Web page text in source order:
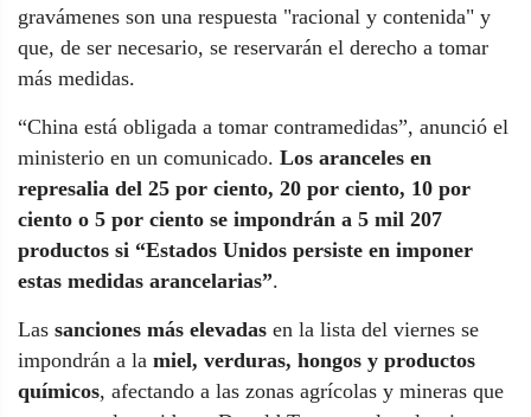
gravámenes son una respuesta "racional y contenida" y
que, de ser necesario, se reservarán el derecho a tomar
más medidas.
“China está obligada a tomar contramedidas”, anunció el
ministerio en un comunicado. Los aranceles en
represalia del 25 por ciento, 20 por ciento, 10 por
ciento o 5 por ciento se impondrán a 5 mil 207
productos si “Estados Unidos persiste en imponer
estas medidas arancelarias”.
Las sanciones más elevadas en la lista del viernes se
impondrán a la miel, verduras, hongos y productos
químicos, afectando a las zonas agrícolas y mineras que